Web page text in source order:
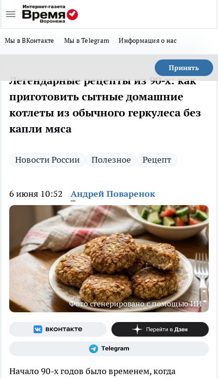
Мы в ВКонтакте Мы в Telegram Информация о нас
Принять
Легендарные рецепты из 90-х: как
приготовить сытные домашние
котлеты из обычного геркулеса без
капли мяса
Новости России Полезное Рецепт
6 июня 10:52 Андрей Поваренок
Фото сгенерировано с помощью ИИ
Начало 90-х годов было временем, когда